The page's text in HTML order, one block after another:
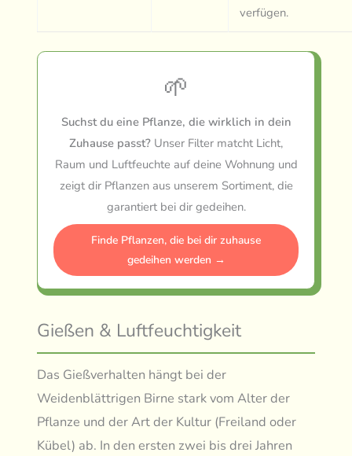
verfügen.
🌱
Suchst du eine Pflanze, die wirklich in dein
Zuhause passt? Unser Filter matcht Licht,
Raum und Luftfeuchte auf deine Wohnung und
zeigt dir Pflanzen aus unserem Sortiment, die
garantiert bei dir gedeihen.
Finde Pflanzen, die bei dir zuhause
gedeihen werden →
Gießen & Luftfeuchtigkeit
Das Gießverhalten hängt bei der
Weidenblättrigen Birne stark vom Alter der
Pflanze und der Art der Kultur (Freiland oder
Kübel) ab. In den ersten zwei bis drei Jahren